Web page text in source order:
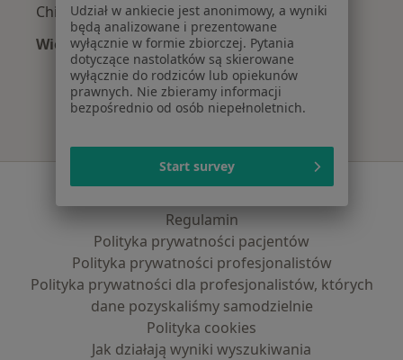
Chirurdzy z Świat Zdrowia w Krakowie
Więcej (13)
Więcej w kategorii: Najpopularniejsze
Serwis
Regulamin
Polityka prywatności pacjentów
Polityka prywatności profesjonalistów
Polityka prywatności dla profesjonalistów, których
dane pozyskaliśmy samodzielnie
Polityka cookies
Jak działają wyniki wyszukiwania
Udział w ankiecie jest anonimowy, a wyniki
będą analizowane i prezentowane
wyłącznie w formie zbiorczej. Pytania
dotyczące nastolatków są skierowane
wyłącznie do rodziców lub opiekunów
prawnych. Nie zbieramy informacji
bezpośrednio od osób niepełnoletnich.
Start survey